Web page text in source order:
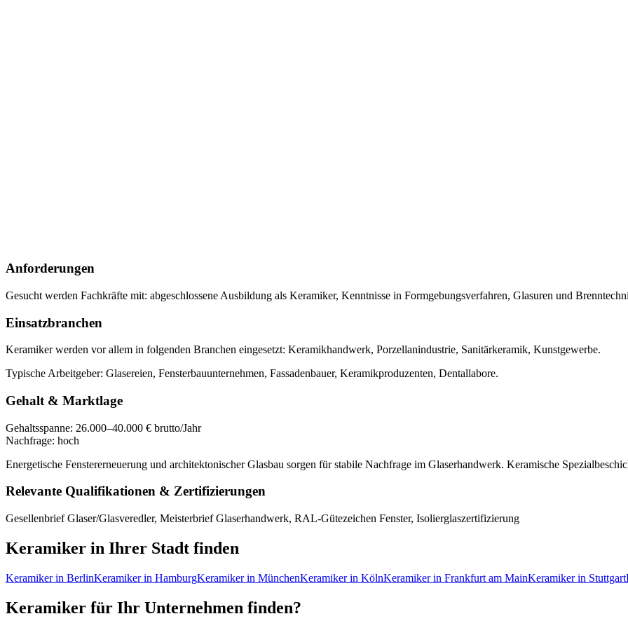
Anforderungen
Gesucht werden Fachkräfte mit: abgeschlossene Ausbildung als Keramiker, Kenntnisse in Formgebungsverfahren, Glasuren und
Einsatzbranchen
Keramikerwerden vor allem in folgenden Branchen eingesetzt: Keramikhandwerk, Porzellanindustrie, Sanitärkeramik, Kunstgewerbe.
Typische Arbeitgeber: Glasereien, Fensterbauunternehmen, Fassadenbauer, Keramikproduzenten, Dentallabore.
Gehalt & Marktlage
Gehaltsspanne: 26.000–40.000 € brutto/Jahr
Nachfrage: hoch
Energetische Fenstererneuerung und architektonischer Glasbau sorgen für stabile Nachfrage im Glaserhandwerk. Keramische
Relevante Qualifikationen & Zertifizierungen
Gesellenbrief Glaser/Glasveredler, Meisterbrief Glaserhandwerk, RAL-Gütezeichen Fenster, Isolierglaszertifizierung
Keramiker in Ihrer Stadt finden
Keramikerin BerlinKeramikerin HamburgKeramikerin MünchenKeramikerin KölnKeramikerin Frankfurt am MainKeramikerin Stuttgart
Keramiker für Ihr Unternehmen finden?